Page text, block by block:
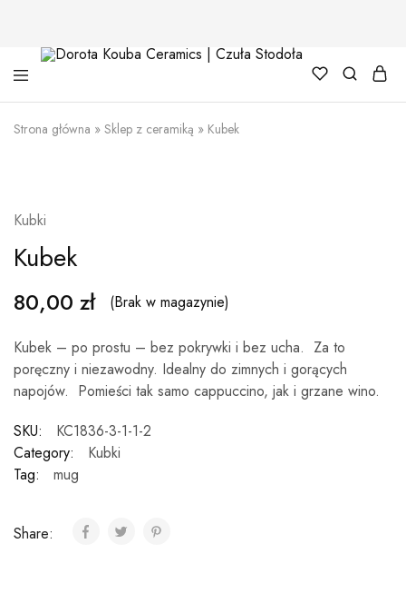
Dorota
Kouba
Ceramics
Strona główna » Sklep z ceramiką » Kubek
Kubki
Kubek
80,00 zł (Brak w magazynie)
Kubek – po prostu – bez pokrywki i bez ucha. Za to
poręczny i niezawodny. Idealny do zimnych i gorących
napojów. Pomieści tak samo cappuccino, jak i grzane wino.
SKU:
KC1836-3-1-1-2
Category:
Kubki
Tag:
mug
Share: